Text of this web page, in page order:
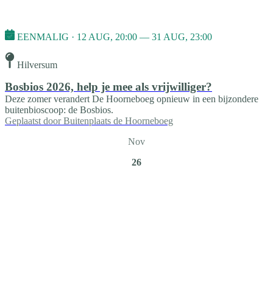
EENMALIG · 12 AUG, 20:00 — 31 AUG, 23:00
Hilversum
Bosbios 2026, help je mee als vrijwilliger?
Deze zomer verandert De Hoorneboeg opnieuw in een bijzondere
buitenbioscoop: de Bosbios.
Geplaatst door Buitenplaats de Hoorneboeg
Nov
26